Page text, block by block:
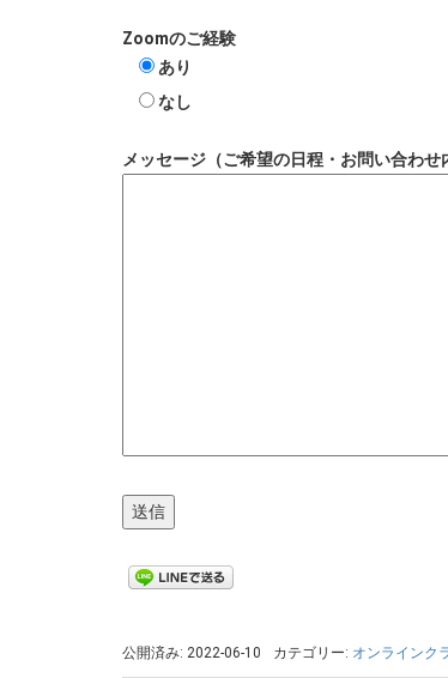
Zoomのご経験
あり
なし
メッセージ（ご希望の日程・お問い合わせ
公開済み: 2022-06-10 カテゴリー: オンラインク